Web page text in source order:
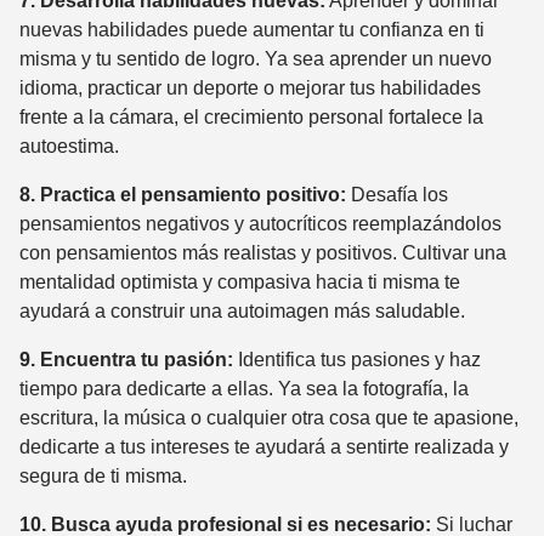
nuevas habilidades puede aumentar tu confianza en ti
misma y tu sentido de logro. Ya sea aprender un nuevo
idioma, practicar un deporte o mejorar tus habilidades
frente a la cámara, el crecimiento personal fortalece la
autoestima.
8. Practica el pensamiento positivo: Desafía los
pensamientos negativos y autocríticos reemplazándolos
con pensamientos más realistas y positivos. Cultivar una
mentalidad optimista y compasiva hacia ti misma te
ayudará a construir una autoimagen más saludable.
9. Encuentra tu pasión: Identifica tus pasiones y haz
tiempo para dedicarte a ellas. Ya sea la fotografía, la
escritura, la música o cualquier otra cosa que te apasione,
dedicarte a tus intereses te ayudará a sentirte realizada y
segura de ti misma.
10. Busca ayuda profesional si es necesario: Si luchar